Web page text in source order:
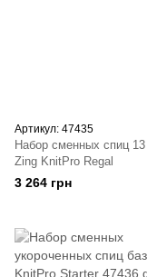
Артикул: 47435
Набор сменных спиц
Zing KnitPro Regal
3 264 грн